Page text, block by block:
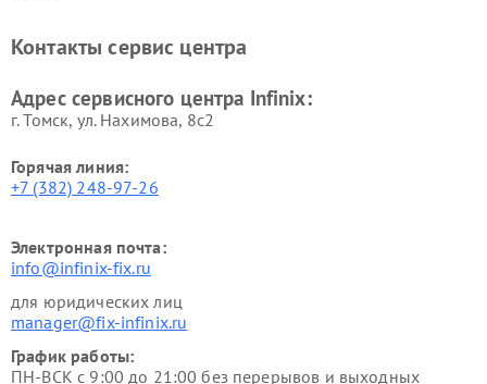
Контакты сервис центра
Адрес сервисного центра Infinix:
г. Томск, ул. Нахимова, 8с2
Горячая линия:
+7 (382) 248-97-26
Электронная почта:
info@infinix-fix.ru
для юридических лиц
manager@fix-infinix.ru
График работы:
ПН-ВСК с 9:00 до 21:00 без перерывов и выходных